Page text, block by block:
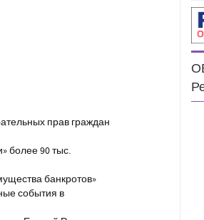
прав граждан
более 90 тыс.
банкротов»
события в